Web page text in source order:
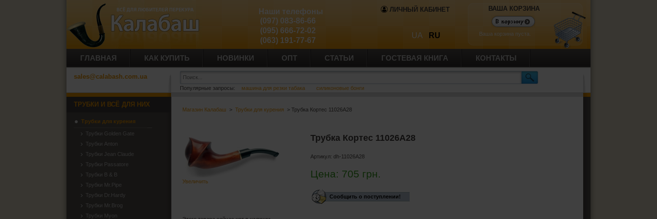
ЛИЧНЫЙ КАБИНЕТ
UA RU
Наши телефоны
(097) 083-86-66
(095) 666-72-02
(063) 191-77-67
ВАША КОРЗИНА
Ваша корзина пуста.
ГЛАВНАЯ КАК КУПИТЬ НОВИНКИ ОПТ СТАТЬИ ГОСТЕВАЯ КНИГА КОНТАКТЫ
sales@calabash.com.ua
Популярные запросы: машина для резки табака силиконовые бонги
Магазин Калабаш > Трубки для курения > Трубка Кортес 11026A28
Увеличить
Трубка Кортес 11026A28
Артикул:dh-11026A28
Цена: 705 грн.
Сообщить о поступлении!
ТРУБКИ И ВСЁ ДЛЯ НИХ
Трубки для курения
Трубки Golden Gate
Трубки Anton
Трубки Jean Claude
Трубки Passatore
Трубки B & B
Трубки Mr.Pipe
Трубки Dr.Hardy
Трубки Mr.Brog
Трубки Myon